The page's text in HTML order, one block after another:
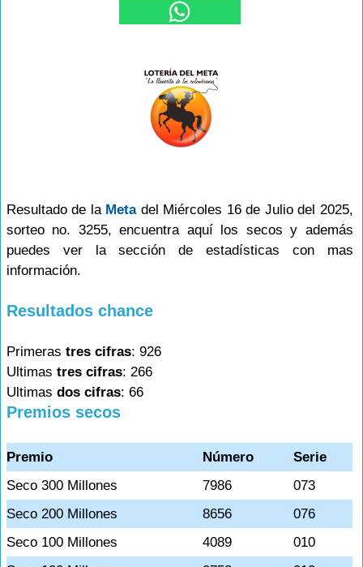
Resultado de la Metadel Miércoles 16 de Julio del 2025,
sorteo no. 3255, encuentra aquí los secos y además
puedes ver la sección de estadísticas con mas
información.
Resultados chance
Primeras tres cifras: 926
Ultimas tres cifras: 266
Ultimas dos cifras: 66
Premios secos
Premio Número
Serie
Seco 300 Millones
7986
073
Seco 200 Millones
8656
076
Seco 100 Millones
4089
010